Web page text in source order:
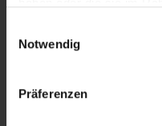
Notwendig
Präferenzen
omgevingen